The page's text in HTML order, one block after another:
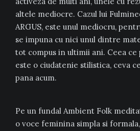
altele mediocre. Cazul lui
ARGUS, este unul mediocru,
se impuna cu nici unul dintre
tot compus in ultimii ani. Ceea ce
este o ciudatenie stilistica, ceva
pana acum.
Pe un fundal Ambient Folk
o voce feminina simpla si